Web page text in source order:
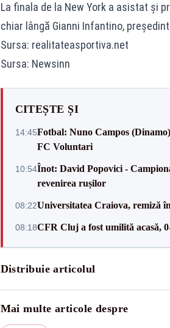
La finala de la New York a asistat şi
chiar lângă Gianni Infantino,
Sursa: realitateasportiva.net
Sursa: Newsinn
CITEȘTE ȘI
14:45Fotbal: Nuno Campos
FC Voluntari
10:54Înot: David Popovici -
revenirea rușilor
08:22Universitatea Craiova, remiză
08:18CFR Cluj a fost umilită acasă,
Distribuie articolul
Mai multe articole despre